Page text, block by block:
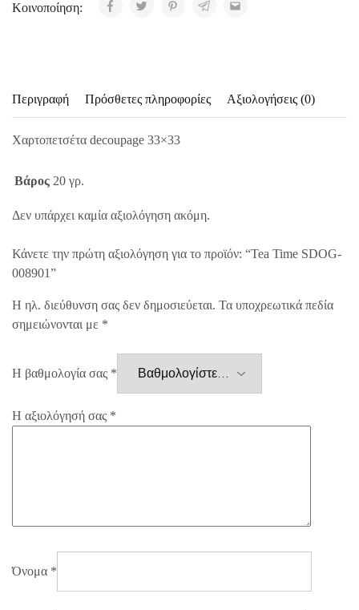
Κοινοποίηση:
Περιγραφή Πρόσθετες πληροφορίες Αξιολογήσεις (0)
Χαρτοπετσέτα decoupage 33×33
Βάρος 20 γρ.
Δεν υπάρχει καμία αξιολόγηση ακόμη.
Κάνετε την πρώτη αξιολόγηση για το προϊόν: “Tea Time SDOG-
008901”
Η ηλ. διεύθυνση σας δεν δημοσιεύεται. Τα υποχρεωτικά πεδία
σημειώνονται με *
Η βαθμολογία σας *
Η αξιολόγησή σας *
Όνομα *